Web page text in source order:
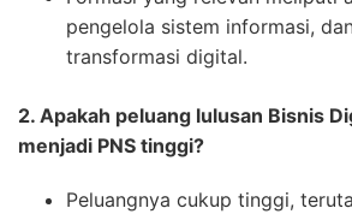
pengelola sistem informasi,
transformasi digital.
2. Apakah peluang lulusan Bisnis
menjadi PNS tinggi?
Peluangnya cukup tinggi,